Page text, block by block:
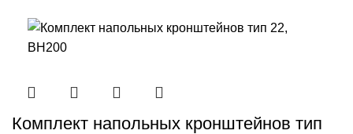
Комплект напольных кронштейнов тип